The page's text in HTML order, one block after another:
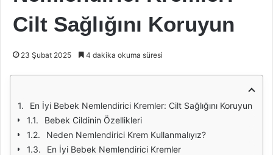
Cilt Sağlığını Koruyun
23 Şubat 2025 4 dakika okuma süresi
En İyi Bebek Nemlendirici Kremler: Cilt Sağlığını Koruyun
Bebek Cildinin Özellikleri
Neden Nemlendirici Krem Kullanmalıyız?
En İyi Bebek Nemlendirici Kremler